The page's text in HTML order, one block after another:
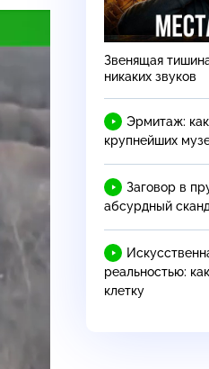
Звенящая
никаких звуков
Эрмитаж:
крупнейших
Заговор в
абсурдный
реальностью:
клетку